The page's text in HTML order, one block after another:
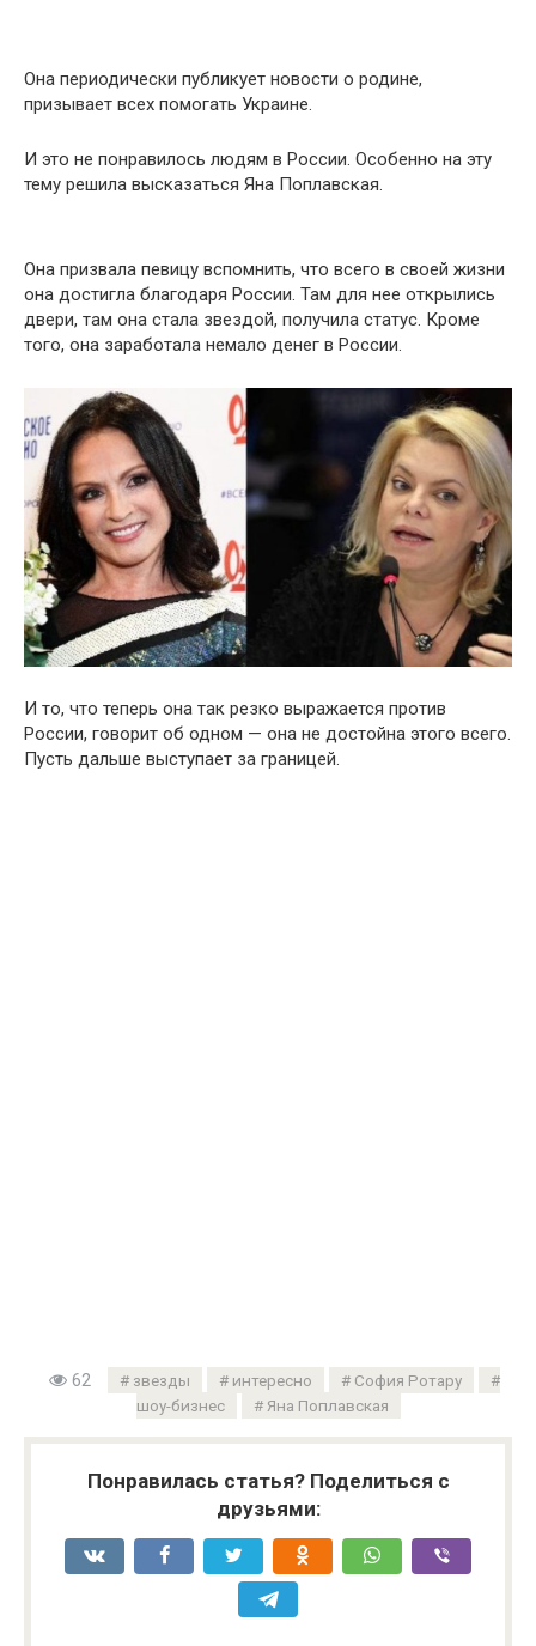
Она периодически публикует новости о родине,
призывает всех помогать Украине.
И это не понравилось людям в России. Особенно на эту
тему решила высказаться Яна Поплавская.
Она призвала певицу вспомнить, что всего в своей жизни
она достигла благодаря России. Там для нее открылись
двери, там она стала звездой, получила статус. Кроме
того, она заработала немало денег в России.
И то, что теперь она так резко выражается против
России, говорит об одном — она не достойна этого всего.
Пусть дальше выступает за границей.
62 звезды интересно
София Ротару
шоу-бизнес
Яна Поплавская
Понравилась статья? Поделиться с
друзьями: